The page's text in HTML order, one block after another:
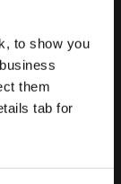
to show you
them
tab for
16